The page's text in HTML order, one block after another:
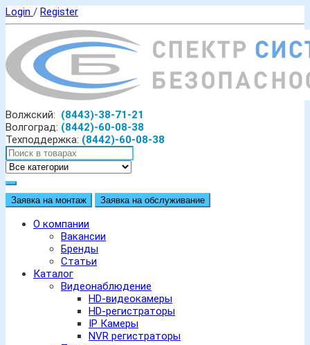
Login / Register
Волжский: (8443)-38-71-21
Волгоград: (8442)-60-08-38
Техподдержка: (8442)-60-08-38
Заявка на монтаж Заявка на обслуживание
О компании
Вакансии
Бренды
Статьи
Каталог
Видеонаблюдение
HD-видеокамеры
HD-регистраторы
IP Камеры
NVR регистраторы